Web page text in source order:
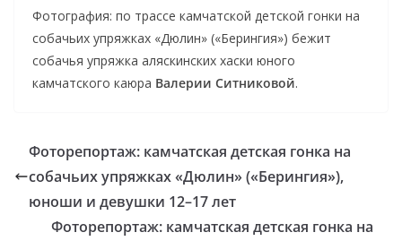
Фотография: по трассе камчатской детской гонки на
собачьих упряжках «Дюлин» («Берингия») бежит
собачья упряжка аляскинских хаски юного
камчатского каюра Валерии Ситниковой.
Фоторепортаж: камчатская детская гонка на
собачьих упряжках «Дюлин» («Берингия»),
юноши и девушки 12–17 лет
Фоторепортаж: камчатская детская гонка на